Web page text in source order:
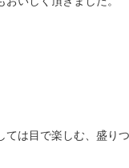
ては目で楽しむ、盛り